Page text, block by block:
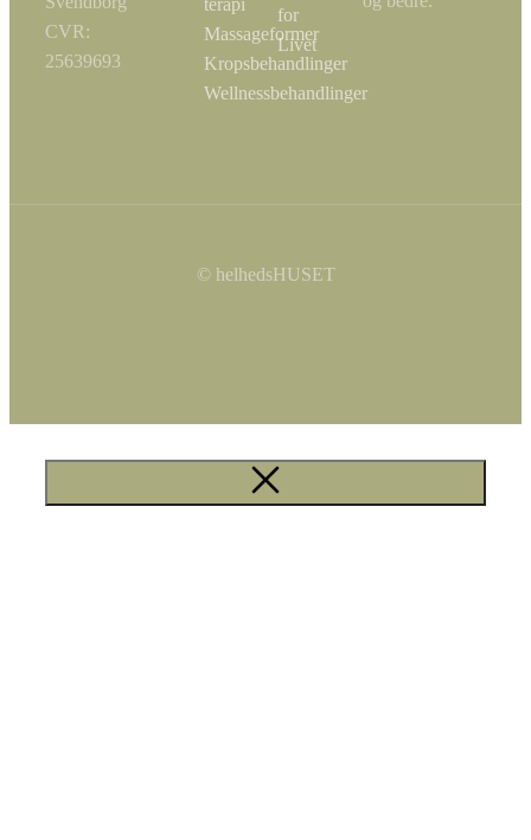
CVR:
25639693
terapi
Massageformer
Kropsbehandlinger
Wellnessbehandlinger
for
Livet
© helhedsHUSET